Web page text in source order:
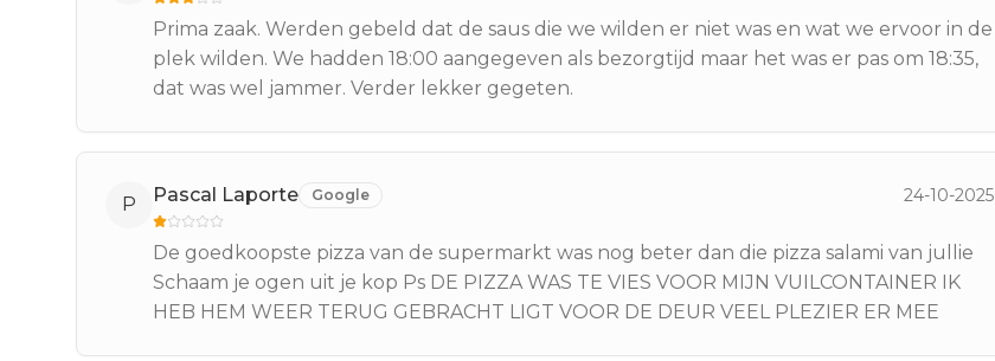
Prima zaak. Werden gebeld dat de saus die we wilden er niet was en wat we ervoor in de
plek wilden. We hadden 18:00 aangegeven als bezorgtijd maar het was er pas om 18:35,
dat was wel jammer. Verder lekker gegeten.
P Pascal Laporte Google 24-10-2025
De goedkoopste pizza van de supermarkt was nog beter dan die pizza salami van jullie
Schaam je ogen uit je kop Ps DE PIZZA WAS TE VIES VOOR MIJN VUILCONTAINER IK
HEB HEM WEER TERUG GEBRACHT LIGT VOOR DE DEUR VEEL PLEZIER ER MEE